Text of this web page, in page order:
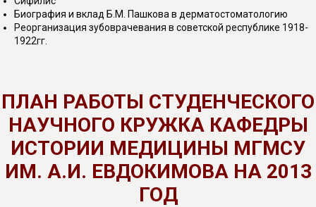
Биография и вклад Б.М. Пашкова в дерматостоматологию
Реорганизация зубоврачевания в советской республике 1918-
1922гг.
ПЛАН РАБОТЫ СТУДЕНЧЕСКОГО
НАУЧНОГО КРУЖКА КАФЕДРЫ
ИСТОРИИ МЕДИЦИНЫ МГМСУ
ИМ. А.И. ЕВДОКИМОВА НА 2013
ГОД